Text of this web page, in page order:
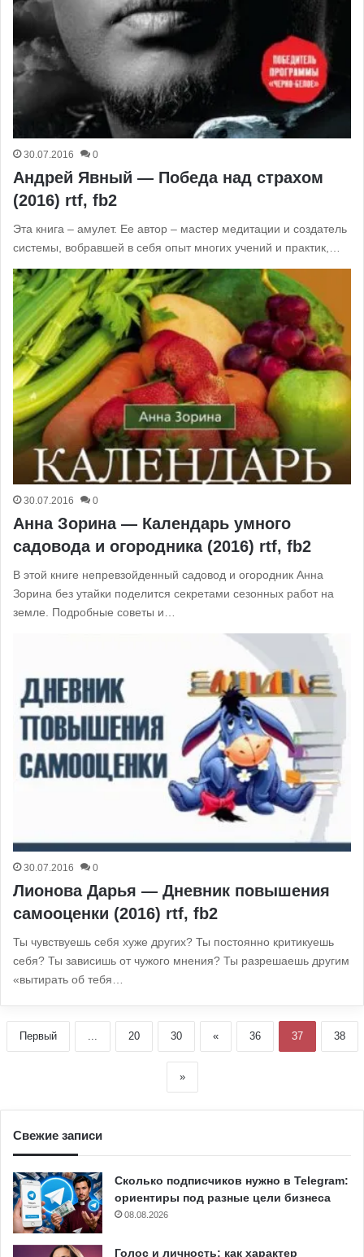
30.07.2016 0
Андрей Явный — Победа над страхом
(2016) rtf, fb2
Эта книга – амулет. Ее автор – мастер медитации и создатель
системы, вобравшей в себя опыт многих учений и практик,…
30.07.2016 0
Анна Зорина — Календарь умного
садовода и огородника (2016) rtf, fb2
В этой книге непревзойденный садовод и огородник Анна
Зорина без утайки поделится секретами сезонных работ на
земле. Подробные советы и…
30.07.2016 0
Лионова Дарья — Дневник повышения
самооценки (2016) rtf, fb2
Ты чувствуешь себя хуже других? Ты постоянно критикуешь
себя? Ты зависишь от чужого мнения? Ты разрешаешь другим
«вытирать об тебя…
Первый 20 30 « 36 37 38
»
Свежие записи
Сколько подписчиков нужно в Telegram:
ориентиры под разные цели бизнеса
08.08.2026
Голос и личность: как характер